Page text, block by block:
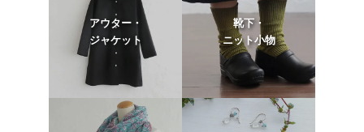
アウター・
ジャケット
靴下・
ニット小物